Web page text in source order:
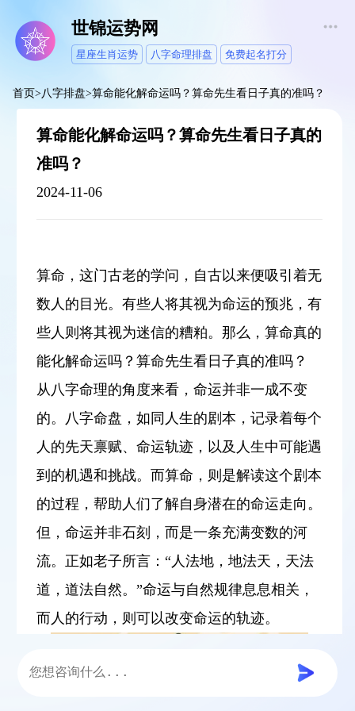
世锦运势网
星座生肖运势 八字命理排盘 免费起名打分
首页>八字排盘>算命能化解命运吗？算命先生看日子真的准吗？
算命能化解命运吗？算命先生看日子真的
准吗？
2024-11-06
算命，这门古老的学问，自古以来便吸引着无
数人的目光。有些人将其视为命运的预兆，有
些人则将其视为迷信的糟粕。那么，算命真的
能化解命运吗？算命先生看日子真的准吗？
从八字命理的角度来看，命运并非一成不变
的。八字命盘，如同人生的剧本，记录着每个
人的先天禀赋、命运轨迹，以及人生中可能遇
到的机遇和挑战。而算命，则是解读这个剧本
的过程，帮助人们了解自身潜在的命运走向。
但，命运并非石刻，而是一条充满变数的河
流。正如老子所言：“人法地，地法天，天法
道，道法自然。”命运与自然规律息息相关，
而人的行动，则可以改变命运的轨迹。